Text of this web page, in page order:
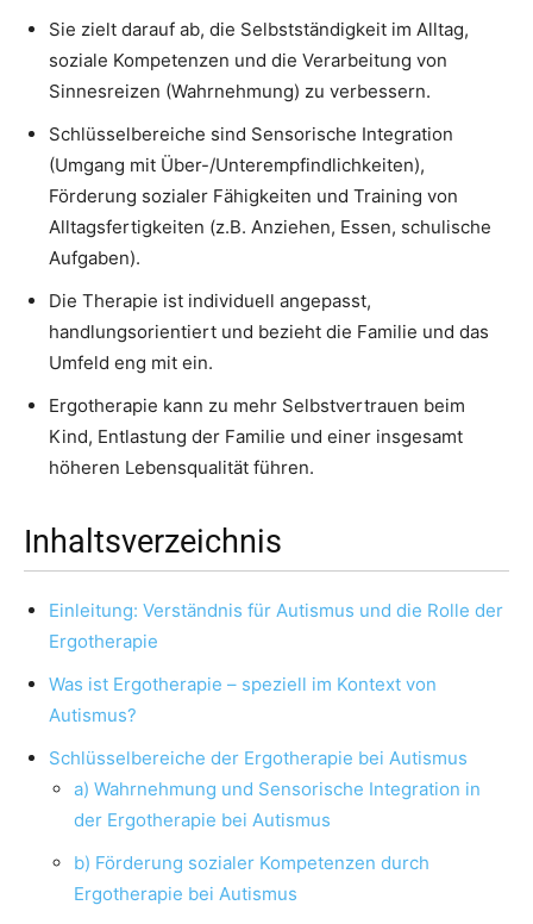
Sie zielt darauf ab, die Selbstständigkeit im Alltag,
soziale Kompetenzen und die Verarbeitung von
Sinnesreizen (Wahrnehmung) zu verbessern.
Schlüsselbereiche sind Sensorische Integration
(Umgang mit Über-/Unterempfindlichkeiten),
Förderung sozialer Fähigkeiten und Training von
Alltagsfertigkeiten (z.B. Anziehen, Essen, schulische
Aufgaben).
Die Therapie ist individuell angepasst,
handlungsorientiert und bezieht die Familie und das
Umfeld eng mit ein.
Ergotherapie kann zu mehr Selbstvertrauen beim
Kind, Entlastung der Familie und einer insgesamt
höheren Lebensqualität führen.
Inhaltsverzeichnis
Einleitung: Verständnis für Autismus und die Rolle der
Ergotherapie
Was ist Ergotherapie – speziell im Kontext von
Autismus?
Schlüsselbereiche der Ergotherapie bei Autismus
a) Wahrnehmung und Sensorische Integration in
der Ergotherapie bei Autismus
b) Förderung sozialer Kompetenzen durch
Ergotherapie bei Autismus